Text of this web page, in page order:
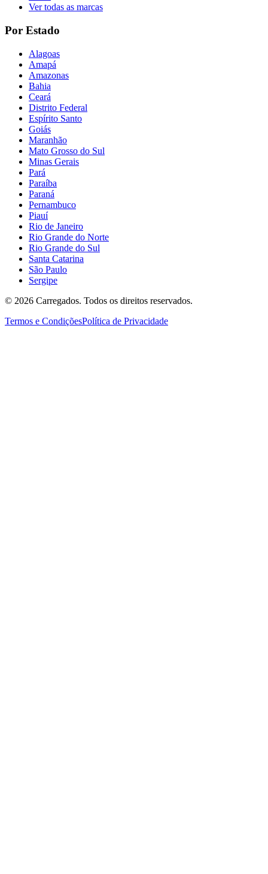
Ver todas as marcas
Por Estado
Alagoas
Amapá
Amazonas
Bahia
Ceará
Distrito Federal
Espírito Santo
Goiás
Maranhão
Mato Grosso do Sul
Minas Gerais
Pará
Paraíba
Paraná
Pernambuco
Piauí
Rio de Janeiro
Rio Grande do Norte
Rio Grande do Sul
Santa Catarina
São Paulo
Sergipe
© 2026 Carregados. Todos os direitos reservados.
Termos e CondiçõesPolítica de Privacidade